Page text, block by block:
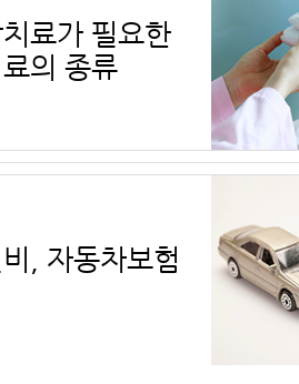
료가 필요한
의 종류
, 자동차보험